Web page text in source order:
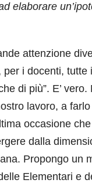
elaborare
attenzione
per i docenti,
di più”. E’
lavoro, a
occasione
dalla
Propongo un
Elementari e